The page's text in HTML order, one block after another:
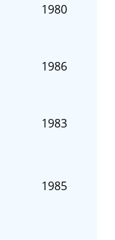
1980
1986
1983
1985